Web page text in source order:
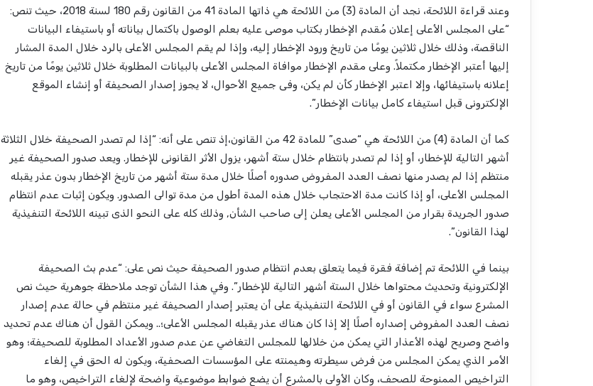
وعند قراءة اللائحة، نجد أن المادة (3) من اللائحة هي ذاتها المادة 41 من القانون رقم 180 لسنة 2018، حيث تنص:
“على المجلس الأعلى إعلان مُقدم الإخطار بكتاب موصى عليه بعلم الوصول باكتمال بياناته أو باستيفاء البيانات
الناقصة، وذلك خلال ثلاثين يومًا من تاريخ ورود الإخطار إليه، وإذا لم يقم المجلس الأعلى بالرد خلال المدة المشار
إليها أعتبر الإخطار مكتملاً. وعلى مقدم الإخطار موافاة المجلس الأعلى بالبيانات المطلوبة خلال ثلاثين يومًا من تاريخ
إعلانه باستيفائها، وإلا اعتبر الإخطار كأن لم يكن، وفى جميع الأحوال، لا يجوز إصدار الصحيفة أو إنشاء الموقع
الإلكترونى قبل استيفاء كامل بيانات الإخطار”.
كما أن المادة (4) من اللائحة هي “صدى” للمادة 42 من القانون،إذ تنص على أنه: “إذا لم تصدر الصحيفة خلال الثلاثة
أشهر التالية للإخطار، أو إذا لم تصدر بانتظام خلال ستة أشهر، يزول الأثر القانونى للإخطار. ويعد صدور الصحيفة غير
منتظم إذا لم يصدر منها نصف العدد المفروض صدوره أصلًا خلال مدة ستة أشهر من تاريخ الإخطار بدون عذر يقبله
المجلس الأعلى، أو إذا كانت مدة الاحتجاب خلال هذه المدة أطول من مدة توالى الصدور. ويكون إثبات عدم انتظام
صدور الجريدة بقرار من المجلس الأعلى يعلن إلى صاحب الشأن, وذلك كله على النحو الذى تبينه اللائحة التنفيذية
لهذا القانون”.
بينما في اللائحة تم إضافة فقرة فيما يتعلق بعدم انتظام صدور الصحيفة حيث نص على: “عدم بث الصحيفة
الإلكترونية وتحديث محتواها خلال الستة أشهر التالية للإخطار”. وفي هذا الشأن توجد ملاحظة جوهرية حيث نص
المشرع سواء في القانون أو في اللائحة التنفيذية على أن يعتبر إصدار الصحيفة غير منتظم في حالة عدم إصدار
نصف العدد المفروض إصداره أصلًا إلا إذا كان هناك عذر يقبله المجلس الأعلى؛.. ويمكن القول أن هناك عدم تحديد
واضح وصريح لهذه الأعذار التي يمكن من خلالها للمجلس التغاضي عن عدم صدور الأعداد المطلوبة للصحيفة؛ وهو
الأمر الذي يمكن المجلس من فرض سيطرته وهيمنته على المؤسسات الصحفية، ويكون له الحق في إلغاء
التراخيص الممنوحة للصحف، وكان الأولى بالمشرع أن يضع ضوابط موضوعية واضحة لإلغاء التراخيص، وهو ما